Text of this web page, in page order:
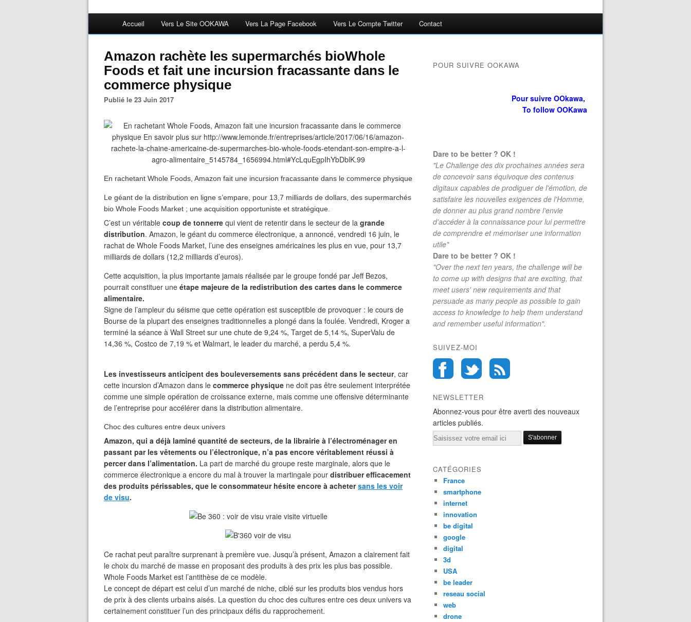
Accueil Vers Le Site OOKAWA Vers La Page Facebook Vers Le Compte Twitter Contact
Amazon rachète les supermarchés bioWhole
Foods et fait une incursion fracassante dans le
commerce physique
Publié le 23 Juin 2017
En rachetant Whole Foods, Amazon fait une incursion fracassante dans le commerce physique
Le géant de la distribution en ligne s’empare, pour 13,7 milliards de dollars, des supermarchés
bio Whole Foods Market ; une acquisition opportuniste et stratégique.
C’est un véritable coup de tonnerre qui vient de retentir dans le secteur de la grande
distribution. Amazon, le géant du commerce électronique, a annoncé, vendredi 16 juin, le
rachat de Whole Foods Market, l’une des enseignes américaines les plus en vue, pour 13,7
milliards de dollars (12,2 milliards d’euros).
Cette acquisition, la plus importante jamais réalisée par le groupe fondé par Jeff Bezos,
pourrait constituer une étape majeure de la redistribution des cartes dans le commerce
alimentaire.
Signe de l’ampleur du séisme que cette opération est susceptible de provoquer : le cours de
Bourse de la plupart des enseignes traditionnelles a plongé dans la foulée. Vendredi, Kroger a
terminé la séance à Wall Street sur une chute de 9,24 %, Target de 5,14 %, SuperValu de
14,36 %, Costco de 7,19 % et Walmart, le leader du marché, a perdu 5,4 %.
Les investisseurs anticipent des bouleversements sans précédent dans le secteur, car
cette incursion d’Amazon dans le commerce physique ne doit pas être seulement interprétée
comme une simple opération de croissance externe, mais comme une offensive déterminante
de l’entreprise pour accélérer dans la distribution alimentaire.
Choc des cultures entre deux univers
Amazon, qui a déjà laminé quantité de secteurs, de la librairie à l’électroménager en
passant par les vêtements ou l’électronique, n’a pas encore véritablement réussi à
percer dans l’alimentation. La part de marché du groupe reste marginale, alors que le
commerce électronique a encore du mal à trouver la martingale pour distribuer efficacement
des produits périssables, que le consommateur hésite encore à achetersans les voir
de visu.
Ce rachat peut paraître surprenant à première vue. Jusqu’à présent, Amazon a clairement fait
le choix du marché de masse en proposant des produits à des prix les plus bas possible.
Whole Foods Market est l’antithèse de ce modèle.
Le concept de départ est celui d’un marché de niche, ciblé sur les produits bios vendus hors
de prix à des clients urbains aisés. La question du choc des cultures entre ces deux univers va
certainement constituer l’un des principaux défis du rapprochement.
POUR SUIVRE OOKAWA
Pour suivre OOkawa,
To follow OOKawa
Dare to be better ? OK !
"Le Challenge des dix prochaines années sera
de concevoir sans équivoque des contenus
digitaux capables de prodiguer de l'émotion, de
satisfaire les nouvelles exigences de l'Homme,
de donner au plus grand nombre l'envie
d'accéder à la connaissance pour lui permettre
de comprendre et mémoriser une information
utile"
Dare to be better ? OK !
"Over the next ten years, the challenge will be
to come up with designs that are exciting, that
meet users' new requirements and that
persuade as many people as possible to gain
access to knowledge to help them understand
and remember useful information".
SUIVEZ-MOI
NEWSLETTER
Abonnez-vous pour être averti des nouveaux
articles publiés.
Email
CATÉGORIES
France
smartphone
internet
innovation
be digital
google
digital
3d
USA
be leader
reseau social
web
drone